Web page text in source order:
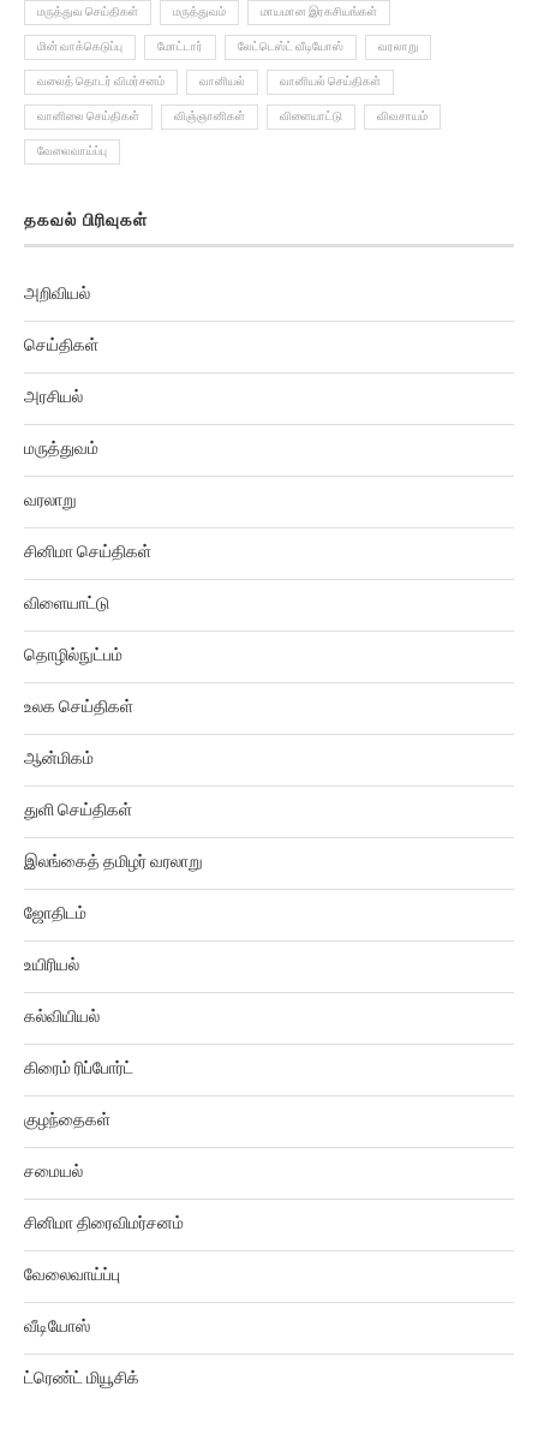
மின் வாக்கெடுப்பு மோட்டார் லேட்டெஸ்ட் வீடியோஸ் வரலாறு
வலைத் தொடர் விமர்சனம் வானியல் வானியல் செய்திகள்
வானிலை செய்திகள் விஞ்ஞானிகள் விளையாட்டு விவசாயம்
வேலைவாய்ப்பு
செய்திகள்
அரசியல்
மருத்துவம்
வரலாறு
சினிமா செய்திகள்
விளையாட்டு
தொழில்நுட்பம்
உலக செய்திகள்
ஆன்மிகம்
துளி செய்திகள்
இலங்கைத் தமிழர் வரலாறு
ஜோதிடம்
உயிரியல்
கல்வியியல்
கிரைம் ரிப்போர்ட்
குழந்தைகள்
சமையல்
சினிமா திரைவிமர்சனம்
வேலைவாய்ப்பு
வீடியோஸ்
ட்ரெண்ட் மியூசிக்